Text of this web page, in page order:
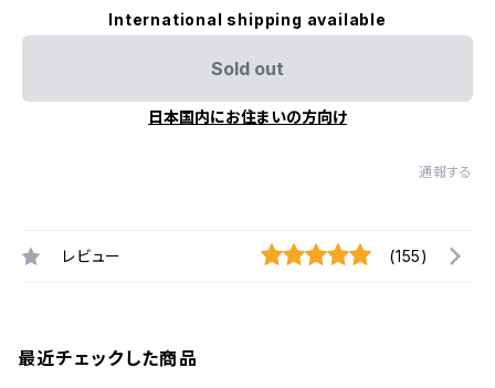
International shipping available
Sold out
日本国内にお住まいの方向け
通報する
レビュー (155)
最近チェックした商品